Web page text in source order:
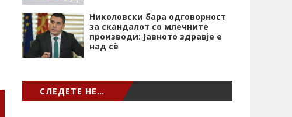
Николовски бара одговорност
за скандалот со млечните
производи: Јавното здравје е
над сѐ
СЛЕДЕТЕ НЕ…